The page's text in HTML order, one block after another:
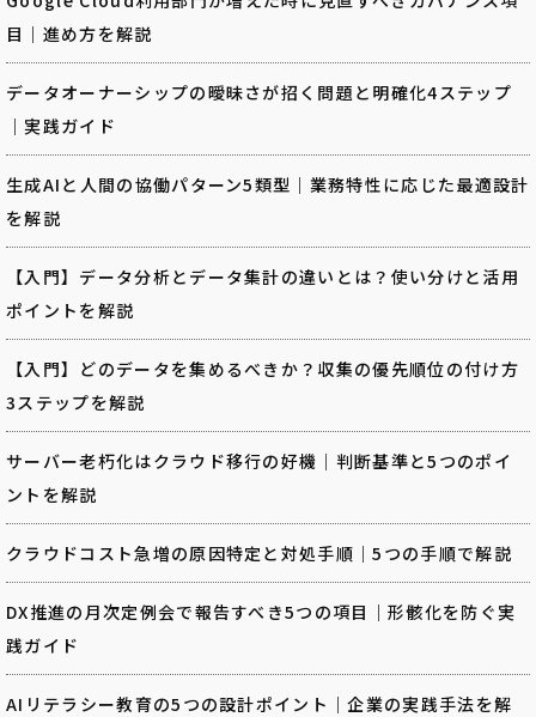
目｜進め方を解説
データオーナーシップの曖昧さが招く問題と明確化4ステップ
｜実践ガイド
生成AIと人間の協働パターン5類型｜業務特性に応じた最適設計
を解説
【入門】データ分析とデータ集計の違いとは？使い分けと活用
ポイントを解説
【入門】どのデータを集めるべきか？収集の優先順位の付け方
3ステップを解説
サーバー老朽化はクラウド移行の好機｜判断基準と5つのポイ
ントを解説
クラウドコスト急増の原因特定と対処手順｜5つの手順で解説
DX推進の月次定例会で報告すべき5つの項目｜形骸化を防ぐ実
践ガイド
AIリテラシー教育の5つの設計ポイント｜企業の実践手法を解